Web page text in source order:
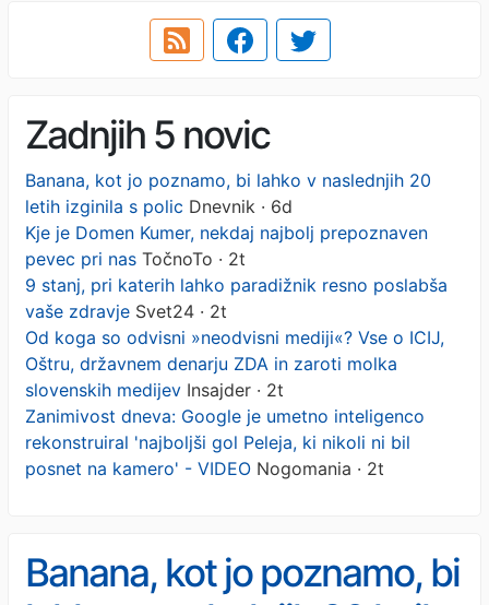
Zadnjih 5 novic
Banana, kot jo poznamo, bi lahko v naslednjih 20
letih izginila s polic Dnevnik · 6d
Kje je Domen Kumer, nekdaj najbolj prepoznaven
pevec pri nas TočnoTo · 2t
9 stanj, pri katerih lahko paradižnik resno poslabša
vaše zdravje Svet24 · 2t
Od koga so odvisni »neodvisni mediji«? Vse o ICIJ,
Oštru, državnem denarju ZDA in zaroti molka
slovenskih medijev Insajder · 2t
Zanimivost dneva: Google je umetno inteligenco
rekonstruiral 'najboljši gol Peleja, ki nikoli ni bil
posnet na kamero' - VIDEO Nogomania · 2t
Banana, kot jo poznamo, bi